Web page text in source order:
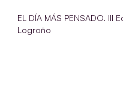
EL DÍA MÁS PENSADO. III
Logroño